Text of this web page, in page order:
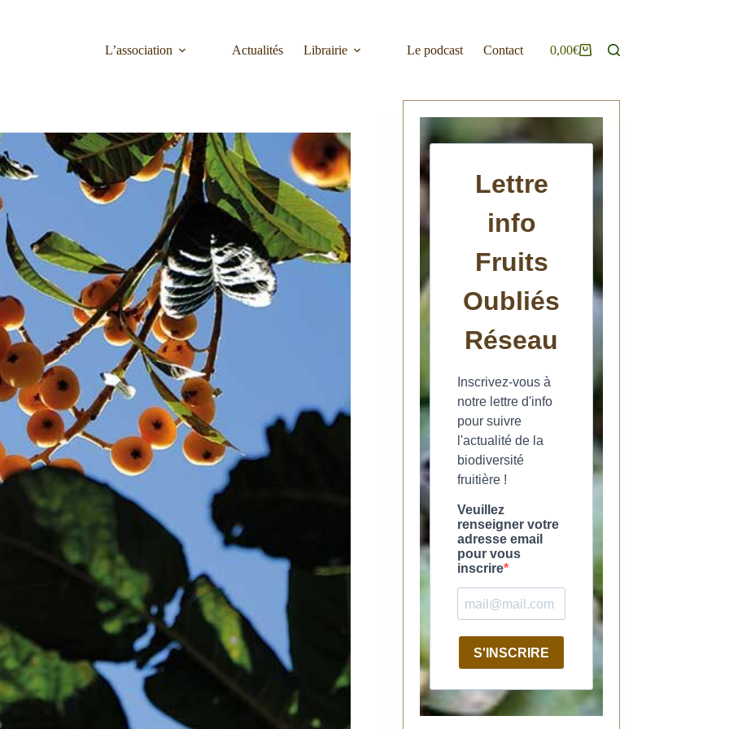
L’association
Actualités Librairie Le podcast Contact
Panier
0,00€
Lettre
info
Fruits
Oubliés
Réseau
Inscrivez-vous à
notre lettre d'info
pour suivre
l'actualité de la
biodiversité
fruitière !
Veuillez
renseigner votre
adresse email
pour vous
inscrire
S'INSCRIRE